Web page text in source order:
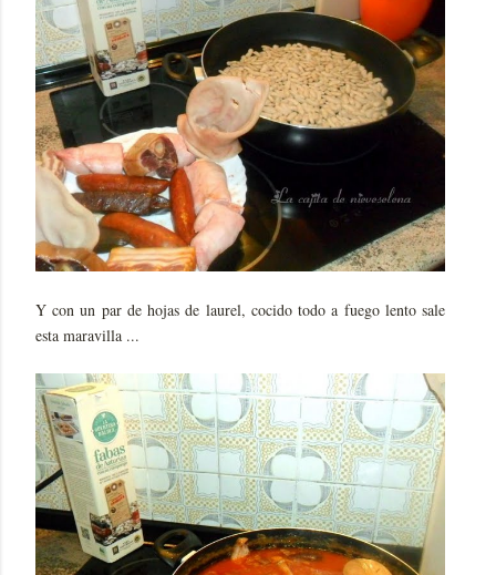
Y con un par de hojas de laurel, cocido todo a fuego lento sale
esta maravilla ...